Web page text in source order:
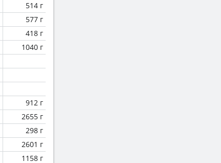
514 г
577 г
418 г
1040 г
912 г
2655 г
298 г
2601 г
1158 г